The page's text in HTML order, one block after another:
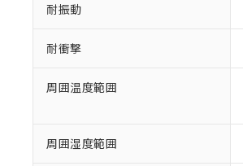
耐振動
耐衝撃
周囲温度範囲
周囲湿度範囲